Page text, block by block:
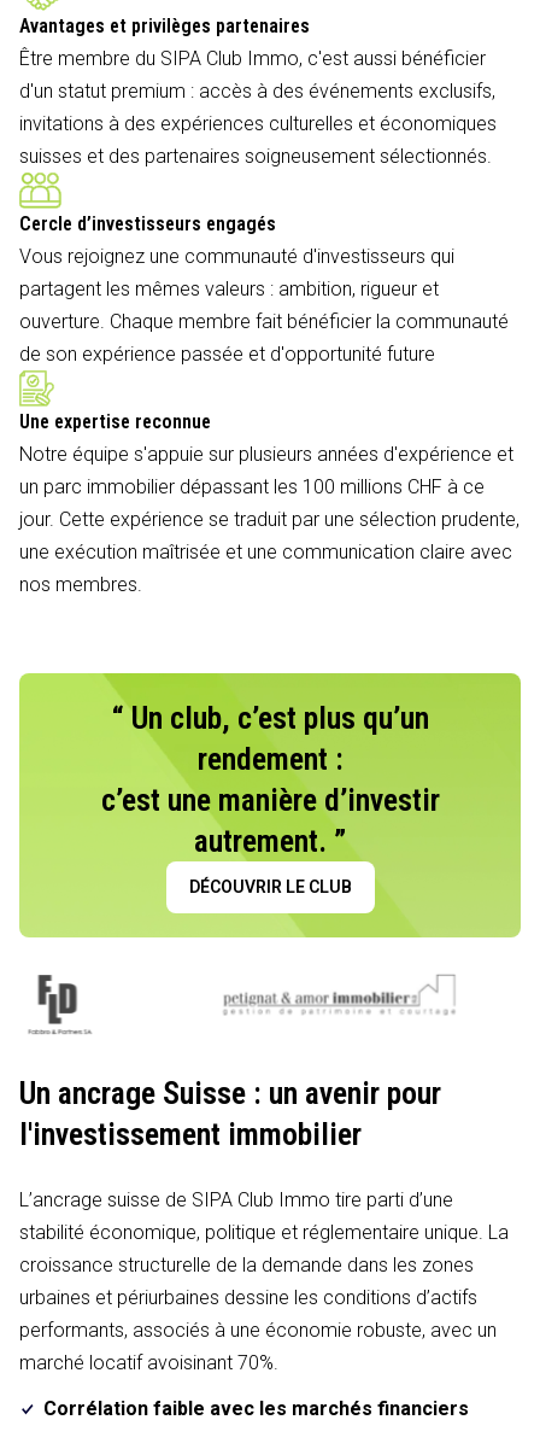
Avantages et privilèges partenaires
Être membre du SIPA Club Immo, c'est aussi bénéficier
d'un statut premium : accès à des événements exclusifs,
invitations à des expériences culturelles et économiques
suisses et des partenaires soigneusement sélectionnés.
Cercle d’investisseurs engagés
Vous rejoignez une communauté d'investisseurs qui
partagent les mêmes valeurs : ambition, rigueur et
ouverture. Chaque membre fait bénéficier la communauté
de son expérience passée et d'opportunité future
Une expertise reconnue
Notre équipe s'appuie sur plusieurs années d'expérience et
un parc immobilier dépassant les 100 millions CHF à ce
jour. Cette expérience se traduit par une sélection prudente,
une exécution maîtrisée et une communication claire avec
nos membres.
“ Un club, c’est plus qu’un
rendement :
c’est une manière d’investir
autrement. ”
DÉCOUVRIR LE CLUB
Un ancrage Suisse : un avenir pour
l'investissement immobilier
L’ancrage suisse de SIPA Club Immo tire parti d’une
stabilité économique, politique et réglementaire unique. La
croissance structurelle de la demande dans les zones
urbaines et périurbaines dessine les conditions d’actifs
performants, associés à une économie robuste, avec un
marché locatif avoisinant 70%.
Corrélation faible avec les marchés financiers